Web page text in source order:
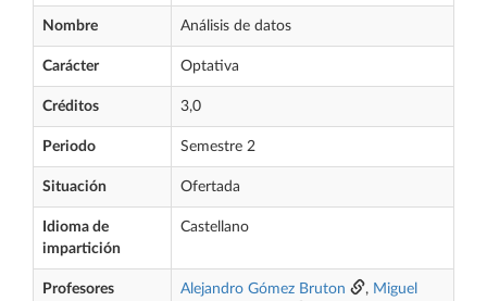
Nombre Análisis de datos
Carácter Optativa
Créditos 3,0
Periodo Semestre 2
Situación Ofertada
Idioma de
impartición
Castellano
Profesores Alejandro Gómez Bruton , Miguel